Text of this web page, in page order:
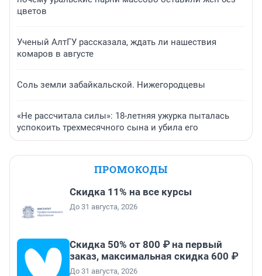
цветов
Ученый АлтГУ рассказала, ждать ли нашествия
комаров в августе
Соль земли забайкальской. Нижегородцевы
«Не рассчитала силы»: 18-летняя ужурка пыталась
успокоить трехмесячного сына и убила его
ПРОМОКОДЫ
Скидка 11% на все курсы
До 31 августа, 2026
Скидка 50% от 800 ₽ на первый
заказ, максимальная скидка 600 ₽
До 31 августа, 2026